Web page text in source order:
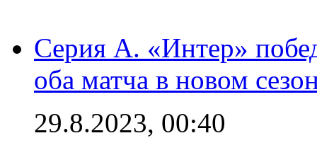
Серия А. «Интер»
оба матча в новом
29.8.2023, 00:40